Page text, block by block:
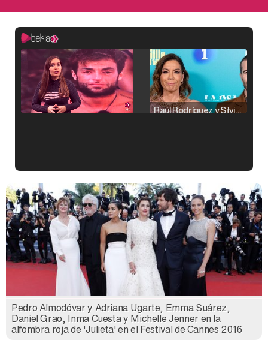
Raúl Rodríguez y Silvia Taulés nos cuentan su papel en 'La familia de la tele'
Carlota Corredera y Javier de Hoyos: "La tele tiene que representar al público también y aquí están todos los perfiles posibles&quo;
Pedro Almodóvar y Adriana Ugarte, Emma Suárez,
Daniel Grao, Inma Cuesta y Michelle Jenner en la
alfombra roja de 'Julieta' en el Festival de Cannes 2016